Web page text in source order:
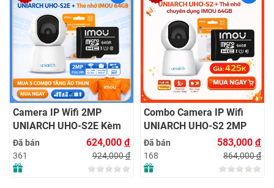
Camera IP Wifi 2MP
UNIARCH UHO-S2E Kèm
Thẻ Nhớ IMOU 64GB |
Xem Từ Xa | Dễ Lắp Đặt
Đã bán
361
624,000 đ
924,000đ
Combo Camera IP Wifi
UNIARCH UHO-S2 2MP
Kèm Thẻ Nhớ IMOU 64GB
| Phù Hợp Nhà & Cửa Hàng
Đã bán
168
583,000 đ
864,000đ